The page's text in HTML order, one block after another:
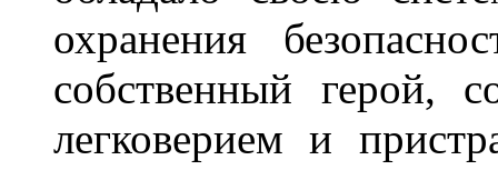
охранения
собственный герой,
легковерием и